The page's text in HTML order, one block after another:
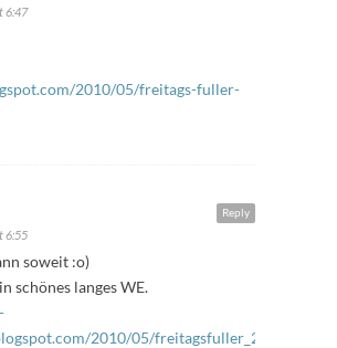
6:47
2010/05/freitags-fuller-
Reply
6:55
soweit :o)
schönes langes WE.
2010/05/freitagsfuller_21.html